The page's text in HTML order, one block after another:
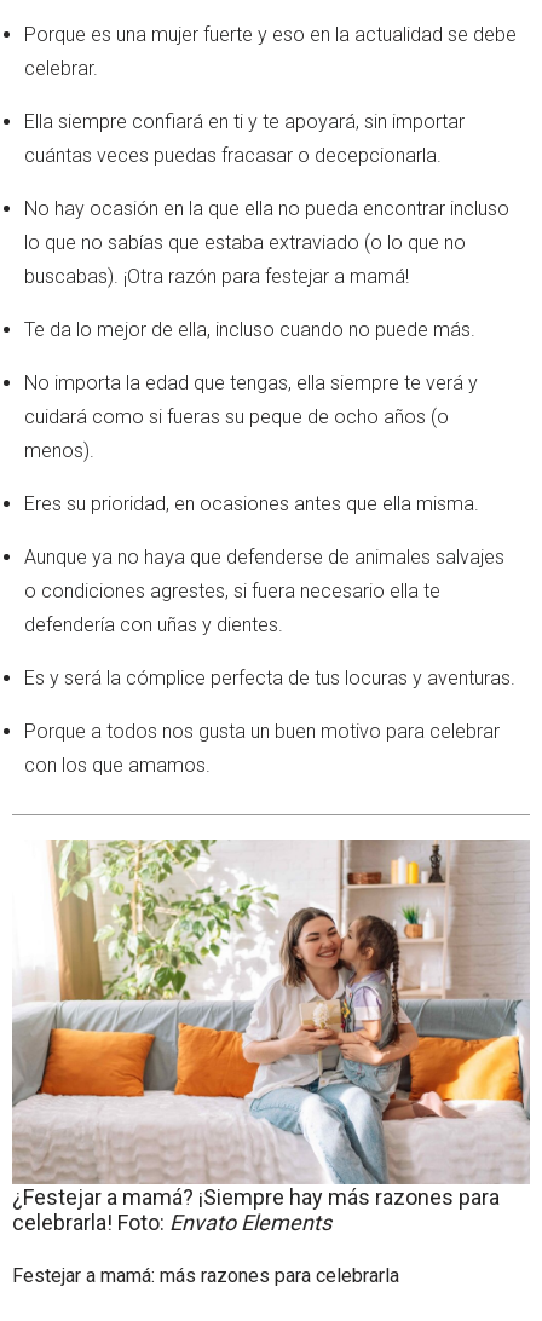
Porque es una mujer fuerte y eso en la actualidad se debe
celebrar.
Ella siempre confiará en ti y te apoyará, sin importar
cuántas veces puedas fracasar o decepcionarla.
No hay ocasión en la que ella no pueda encontrar incluso
lo que no sabías que estaba extraviado (o lo que no
buscabas). ¡Otra razón para festejar a mamá!
Te da lo mejor de ella, incluso cuando no puede más.
No importa la edad que tengas, ella siempre te verá y
cuidará como si fueras su peque de ocho años (o
menos).
Eres su prioridad, en ocasiones antes que ella misma.
Aunque ya no haya que defenderse de animales salvajes
o condiciones agrestes, si fuera necesario ella te
defendería con uñas y dientes.
Es y será la cómplice perfecta de tus locuras y aventuras.
Porque a todos nos gusta un buen motivo para celebrar
con los que amamos.
¿Festejar a mamá? ¡Siempre hay más razones para
celebrarla! Foto: Envato Elements
Festejar a mamá: más razones para celebrarla